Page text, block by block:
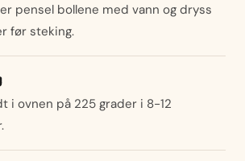
pensel bollene med vann og dryss
før steking.
i ovnen på 225 grader i 8-12